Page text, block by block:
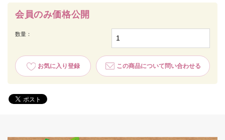
会員のみ価格公開
数量：
お気に入り登録 この商品について問い合わせる